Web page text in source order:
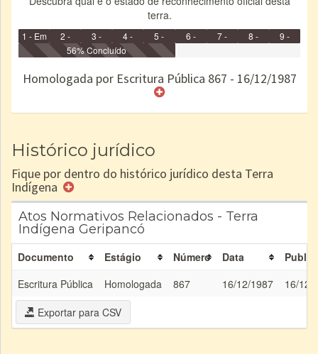
terra.
1 - Em
Identificação
2 -
Identificada
3 -
Declarada
4 -
Reservada
5 -
Homologada
6 -
e/ou
7 -
8 -
9 -
56% Concluído
Homologada por Escritura Pública 867 - 16/12/1987
Histórico jurídico
Fique por dentro do histórico jurídico desta Terra
Indígena
Atos Normativos Relacionados - Terra
Indígena Geripancó
Documento Estágio Número Data
Escritura Pública
Homologada 867 16/12/1987
16/12/
Exportar para CSV